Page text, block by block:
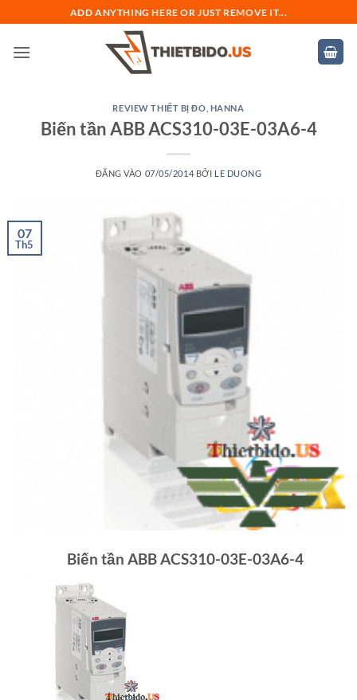
qua
nội
ADD ANYTHING HERE OR JUST REMOVE IT...
REVIEW THIẾT BỊ ĐO HANNA
Biến tần ABB ACS310-03E-03A6-4
ĐĂNG VÀO 07/05/2014 BỞI LE DUONG
07
Th5
Biến tần ABB ACS310-03E-03A6-4